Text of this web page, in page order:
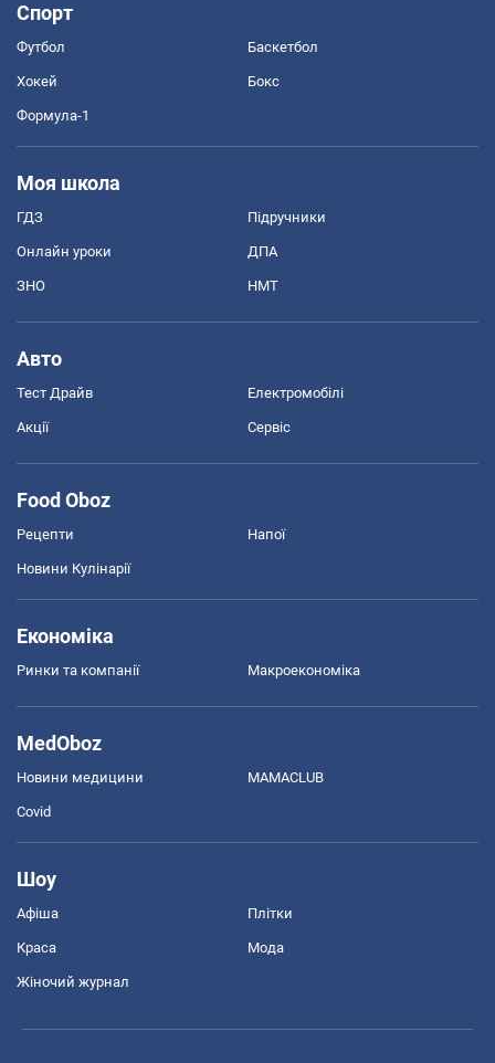
Спорт
Футбол Баскетбол
Хокей Бокс
Формула-1
Моя школа
ГДЗ Підручники
Онлайн уроки ДПА
ЗНО НМТ
Авто
Тест Драйв Електромобілі
Акції Сервіс
Food Oboz
Рецепти Напої
Новини Кулінарії
Економіка
Ринки та компанії Макроекономіка
MedOboz
Новини медицини MAMACLUB
Covid
Шоу
Афіша Плітки
Краса Мода
Жіночий журнал